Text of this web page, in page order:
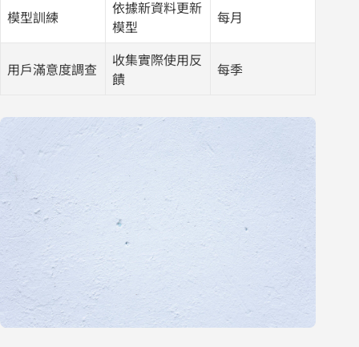
模型訓練
依據新資料更新
模型
每月
用戶滿意度調查
收集實際使用反
饋
每季